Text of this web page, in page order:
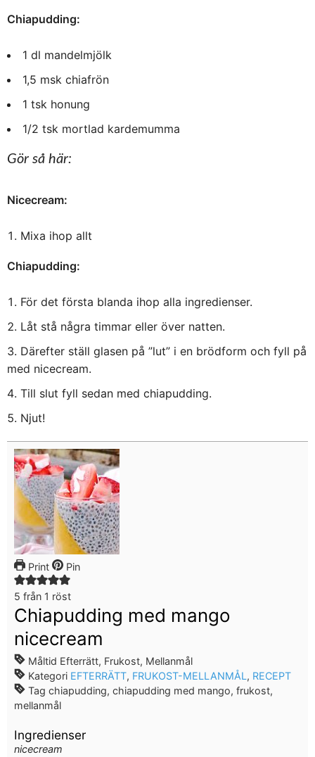
Chiapudding:
1 dl mandelmjölk
1,5 msk chiafrön
1 tsk honung
1/2 tsk mortlad kardemumma
Gör så här:
Nicecream:
Mixa ihop allt
Chiapudding:
För det första blanda ihop alla ingredienser.
Låt stå några timmar eller över natten.
Därefter ställ glasen på ”lut” i en brödform och fyll på
med nicecream.
Till slut fyll sedan med chiapudding.
Njut!
Print Pin
5 från 1 röst
Chiapudding med mango
nicecream
Måltid Efterrätt, Frukost, Mellanmål
Kategori EFTERRÄTT, FRUKOST-MELLANMÅL , RECEPT
Tag chiapudding, chiapudding med mango, frukost,
mellanmål
Ingredienser
nicecream